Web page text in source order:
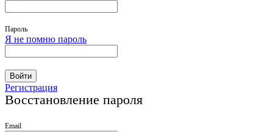
Пароль
Я не помню пароль
Войти
Регистрация
Восстановление пароля
Email